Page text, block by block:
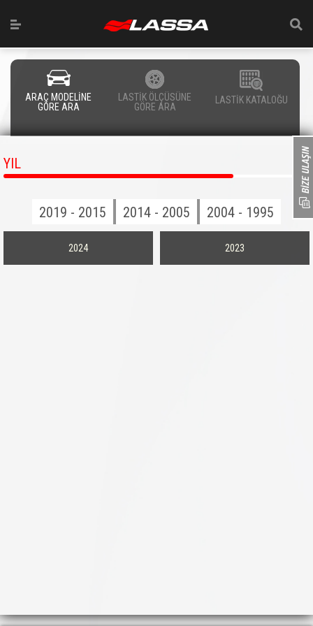
ARAÇ MODELİNE
GÖRE ARA
LASTİK ÖLÇÜSÜNE
GÖRE ARA
LASTİK KATALOĞU
YIL
2019 - 2015 2014 - 2005 2004 - 1995
2024 2023